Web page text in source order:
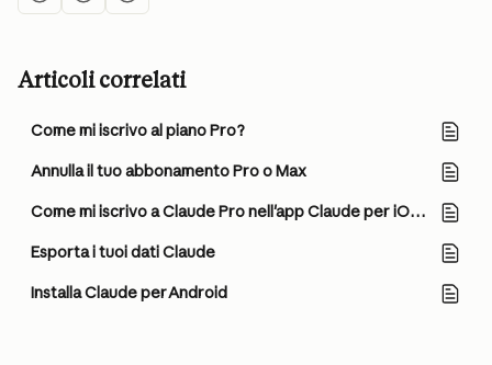
Articoli correlati
Come mi iscrivo al piano Pro?
Annulla il tuo abbonamento Pro o Max
Come mi iscrivo a Claude Pro nell'app Claude per iOS?
Esporta i tuoi dati Claude
Installa Claude per Android